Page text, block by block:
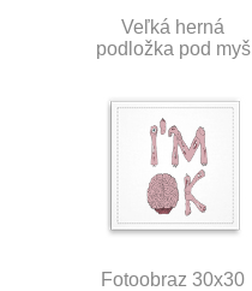
Veľká herná
podložka pod myš
Fotoobraz 30x30